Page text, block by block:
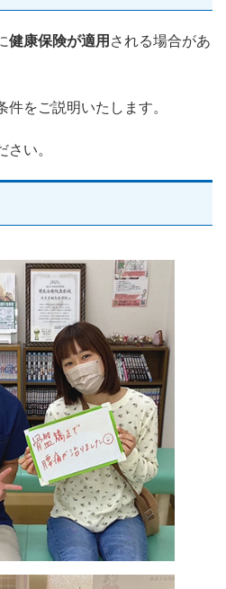
健康保険が適用 される場合があ
をご説明いたします。
さい。